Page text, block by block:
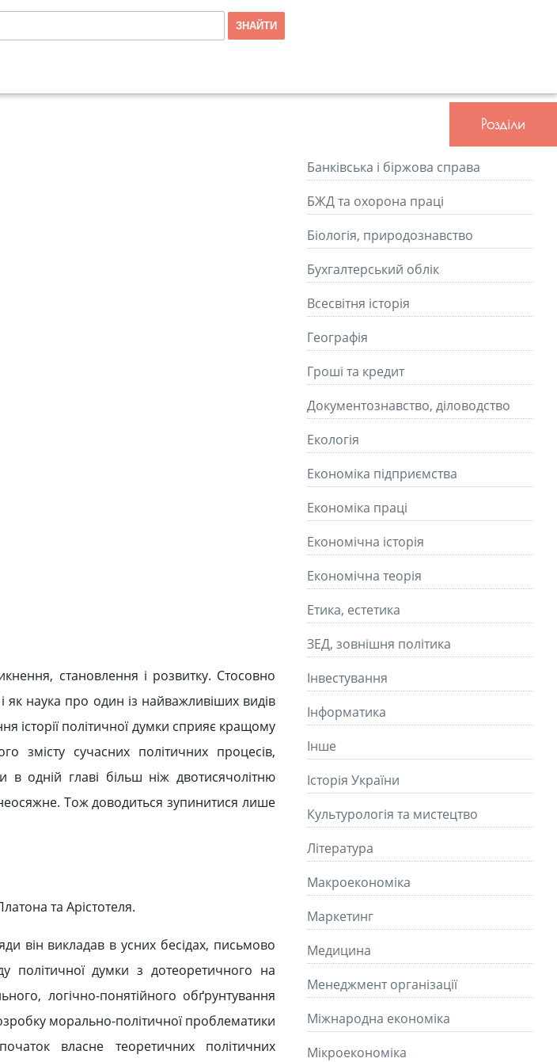
становлення і розвитку. Стосовно
як наука про один із найважливіших видів
історії політичної думки сприяє кращому
змісту сучасних політичних процесів,
в одній главі більш ніж двотисячолітню
неосяжне. Тож доводиться зупинитися лише
та Арістотеля.
він викладав в усних бесідах, письмово
політичної думки з дотеоретичного на
логічно-понятійного обґрунтування
морально-політичної проблематики
власне теоретичних політичних
Розділи
Банківська і біржова справа
БЖД та охорона праці
Біологія, природознавство
Бухгалтерський облік
Всесвітня історія
Географія
Гроші та кредит
Документознавство, діловодство
Екологія
Економіка підприємства
Економіка праці
Економічна історія
Економічна теорія
Етика, естетика
ЗЕД, зовнішня політика
Інвестування
Інформатика
Інше
Історія України
Культурологія та мистецтво
Літературa
Макроекономіка
Маркетинг
Медицина
Менеджмент організації
Міжнародна економіка
Мікроекономіка